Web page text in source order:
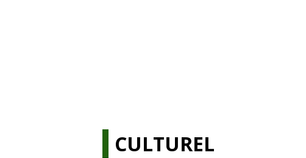
CULTUREL